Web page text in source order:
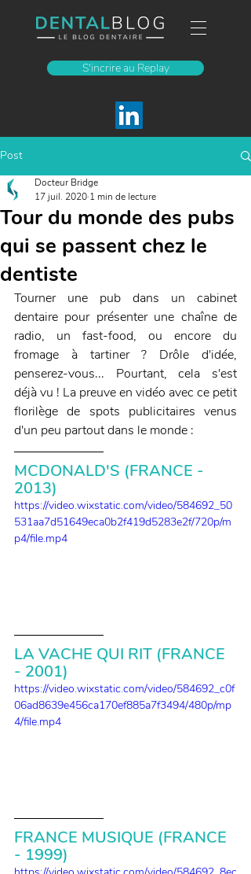
S'incrire au Replay
Post
Tour du monde des pubs
qui se passent chez le
dentiste
Docteur Bridge
17 juil. 2020 1 min de lecture
Tourner une pub dans un cabinet
dentaire pour présenter une chaîne de
radio, un fast-food, ou encore du
fromage à tartiner ? Drôle d'idée,
penserez-vous... Pourtant, cela s'est
déjà vu ! La preuve en vidéo avec ce petit
florilège de spots publicitaires venus
d'un peu partout dans le monde :
MCDONALD'S (FRANCE -
2013)
https://video.wixstatic.com/video/584692_50
531aa7d51649eca0b2f419d5283e2f/720p/m
p4/file.mp4
LA VACHE QUI RIT (FRANCE
- 2001)
https://video.wixstatic.com/video/584692_c0f
06ad8639e456ca170ef885a7f3494/480p/mp
4/file.mp4
FRANCE MUSIQUE (FRANCE
- 1999)